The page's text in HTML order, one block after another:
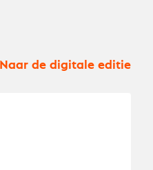
Naar de digitale editie